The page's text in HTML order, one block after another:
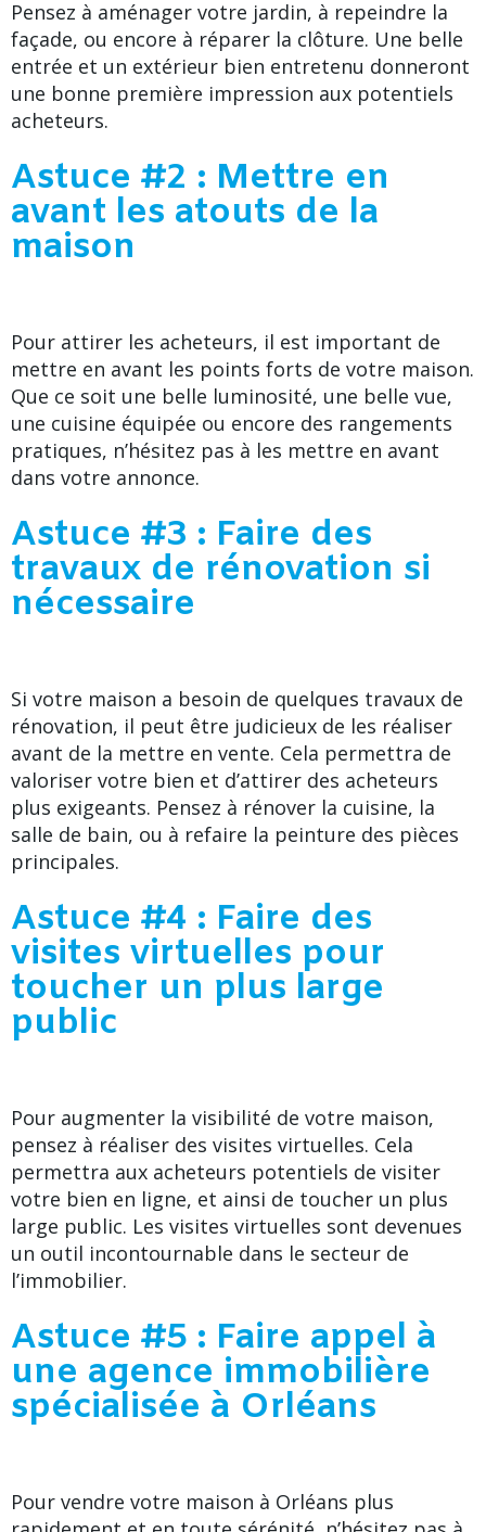
Pensez à aménager votre jardin, à repeindre la
façade, ou encore à réparer la clôture. Une belle
entrée et un extérieur bien entretenu donneront
une bonne première impression aux potentiels
acheteurs.
Astuce #2 : Mettre en
avant les atouts de la
maison
Pour attirer les acheteurs, il est important de
mettre en avant les points forts de votre maison.
Que ce soit une belle luminosité, une belle vue,
une cuisine équipée ou encore des rangements
pratiques, n’hésitez pas à les mettre en avant
dans votre annonce.
Astuce #3 : Faire des
travaux de rénovation si
nécessaire
Si votre maison a besoin de quelques travaux de
rénovation, il peut être judicieux de les réaliser
avant de la mettre en vente. Cela permettra de
valoriser votre bien et d’attirer des acheteurs
plus exigeants. Pensez à rénover la cuisine, la
salle de bain, ou à refaire la peinture des pièces
principales.
Astuce #4 : Faire des
visites virtuelles pour
toucher un plus large
public
Pour augmenter la visibilité de votre maison,
pensez à réaliser des visites virtuelles. Cela
permettra aux acheteurs potentiels de visiter
votre bien en ligne, et ainsi de toucher un plus
large public. Les visites virtuelles sont devenues
un outil incontournable dans le secteur de
l’immobilier.
Astuce #5 : Faire appel à
une agence immobilière
spécialisée à Orléans
Pour vendre votre maison à Orléans plus